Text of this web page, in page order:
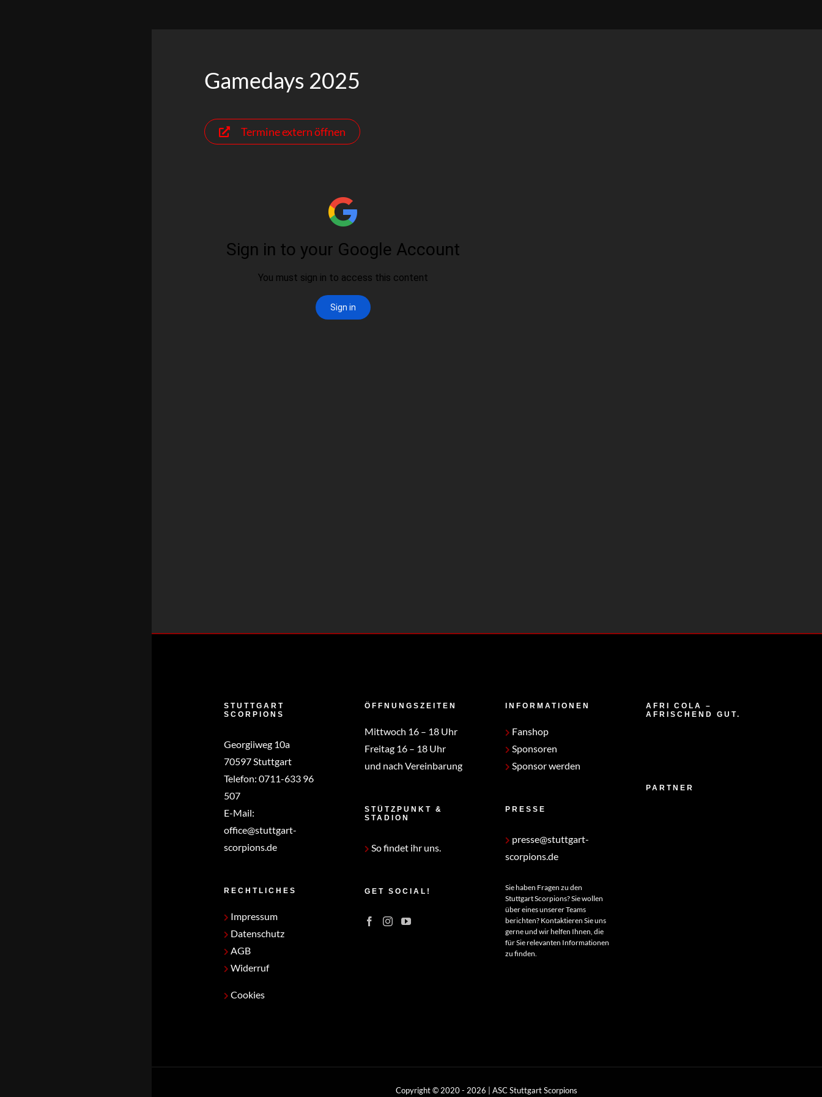
Gamedays 2025
Termine extern öffnen
STUTTGART
SCORPIONS
Georgiiweg 10a
70597 Stuttgart
Telefon: 0711-633 96
507
E-Mail:
office@stuttgart-
scorpions.de
RECHTLICHES
Impressum
Datenschutz
AGB
Widerruf
Cookies
ÖFFNUNGSZEITEN
Mittwoch 16 – 18 Uhr
Freitag 16 – 18 Uhr
und nach Vereinbarung
STÜTZPUNKT &
STADION
So findet ihr uns.
GET SOCIAL!
INFORMATIONEN
Fanshop
Sponsoren
Sponsor werden
PRESSE
presse@stuttgart-
scorpions.de
Sie haben Fragen zu den
Stuttgart Scorpions? Sie wollen
über eines unserer Teams
berichten? Kontaktieren Sie uns
gerne und wir helfen Ihnen, die
für Sie relevanten Informationen
zu finden.
AFRI COLA –
AFRISCHEND GUT.
PARTNER
Copyright © 2020 -2026 | ASC Stuttgart Scorpions